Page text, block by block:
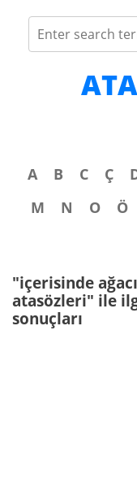
A B C Ç
M
N O Ö
"içerisinde
atasözleri" ile
sonuçları